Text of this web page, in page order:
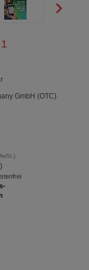
GmbH (OTC)
)